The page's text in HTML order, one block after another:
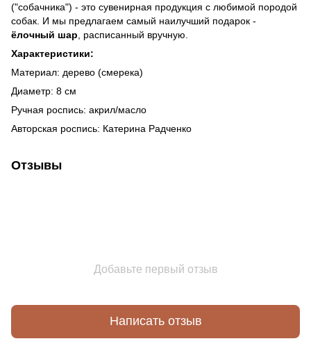
("собачника") - это сувенирная продукция с любимой породой
собак. И мы предлагаем самый наилучший подарок -
ёлочный шар , расписанный вручную.
Характеристики:
Материал: дерево (смерека)
Диаметр: 8 см
Ручная роспись: акрил/масло
Авторская роспись: Катерина Радченко
Отзывы
Добавьте первый отзыв
Написать отзыв